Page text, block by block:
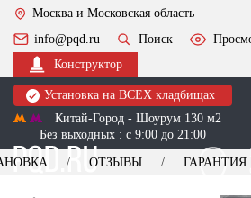
Москва и Московская область
info@pqd.ru
Поиск
Конструктор
Установка на ВСЕХ кладбищах
Китай-Город - Шоурум 130 м2
Без выходных : с 9:00 до 21:00
ОТЗЫВЫ ГАРАНТИЯ